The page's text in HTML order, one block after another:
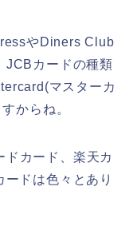
やDiners Club
JCBカードの種類
マスターカ
からね。
ドカード、楽天カ
ドは色々とあり